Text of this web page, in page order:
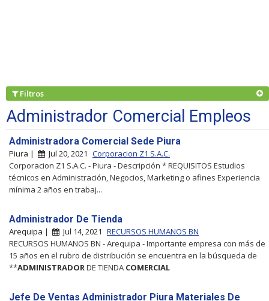
Filtros
Administrador Comercial Empleos
Administradora Comercial Sede Piura
Piura | Jul 20, 2021 Corporacion Z1 S.A.C.
Corporacion Z1 S.A.C. - Piura - Descripción * REQUISITOS Estudios
técnicos en Administración, Negocios, Marketing o afines Experiencia
mínima 2 años en trabaj...
Administrador De Tienda
Arequipa | Jul 14, 2021 RECURSOS HUMANOS BN
RECURSOS HUMANOS BN - Arequipa - Importante empresa con más de
15 años en el rubro de distribución se encuentra en la búsqueda de
**ADMINISTRADOR DE TIENDA COMERCIAL
Jefe De Ventas Administrador Piura Materiales De